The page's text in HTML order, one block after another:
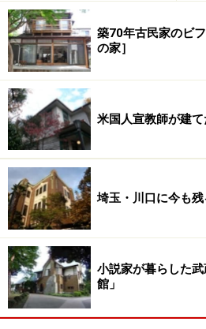
6階建て（仏式では5階建て）
あるTんのアパート
写真でわかるように、確かに古
手擦れた感じが味わいとなり、
部屋は明るく開放感があります
うな曲線の飾りがアール・ヌー
せます。
念願のアパートを手に入れたТ
キで黒く塗ったり、キッチンの
作し、ニスを塗ったり、シンク
た。さらに電気工事も自分で行
築70年古民家のビ
の家］
米国人宣教師が建
埼玉・川口に今も
小説家が暮らした
館」